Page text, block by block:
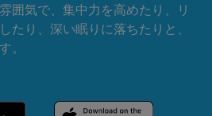
囲気で、集中力を高めたり、リ
たり、深い眠りに落ちたりと、
。